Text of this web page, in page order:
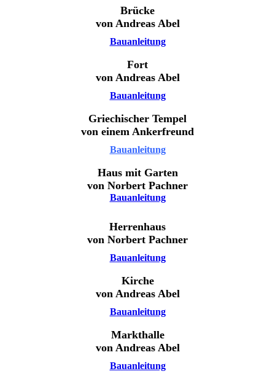
Brücke
von Andreas Abel
Bauanleitung
Fort
von Andreas Abel
Bauanleitung
Griechischer Tempel
von einem Ankerfreund
Bauanleitung
Haus mit Garten
von Norbert Pachner
Bauanleitung
Herrenhaus
von Norbert Pachner
Bauanleitung
Kirche
von Andreas Abel
Bauanleitung
Markthalle
von Andreas Abel
Bauanleitung